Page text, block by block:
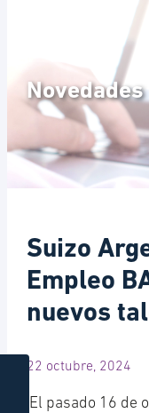
Novedades
Suizo
Empleo
nuevos
22 octubre, 2024
El pasado 16 de